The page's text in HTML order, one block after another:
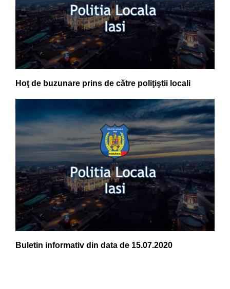
Hoţ de buzunare prins de către poliţiştii locali
Buletin informativ din data de 15.07.2020